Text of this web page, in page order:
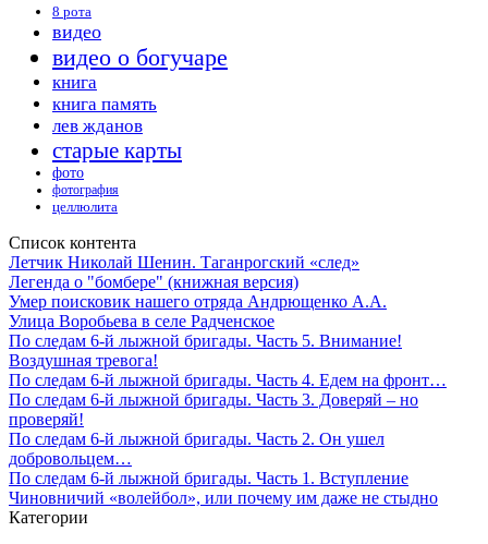
8 рота
видео
видео о богучаре
книга
книга память
лев жданов
старые карты
фото
фотография
целлюлита
Список контента
Летчик Николай Шенин. Таганрогский «след»
Легенда о "бомбере" (книжная версия)
Умер поисковик нашего отряда Андрющенко А.А.
Улица Воробьева в селе Радченское
По следам 6-й лыжной бригады. Часть 5. Внимание!
Воздушная тревога!
По следам 6-й лыжной бригады. Часть 4. Едем на фронт…
По следам 6-й лыжной бригады. Часть 3. Доверяй – но
проверяй!
По следам 6-й лыжной бригады. Часть 2. Он ушел
добровольцем…
По следам 6-й лыжной бригады. Часть 1. Вступление
Чиновничий «волейбол», или почему им даже не стыдно
Категории